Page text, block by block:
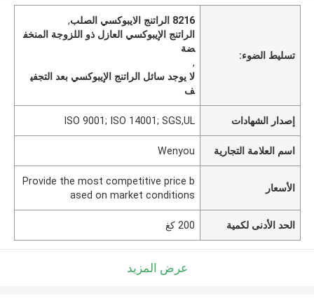
تسليط الضوء:
8216 الراتنج الايبوكسي الصلب
,
الراتنج الإيبوكسي العازل ذو اللزوجة المنخف
ضة
,
لا يوجد سائل الراتنج الإيبوكسي بعد التجفي
ف
إصدار الشهادات ISO 9001; ISO 14001; SGS,UL
اسم العلامة التجارية Wenyou
الأسعار
Provide the most competitive price b
ased on market conditions
الحد الأدنى لكمية 200 كغ
عرض المزيد